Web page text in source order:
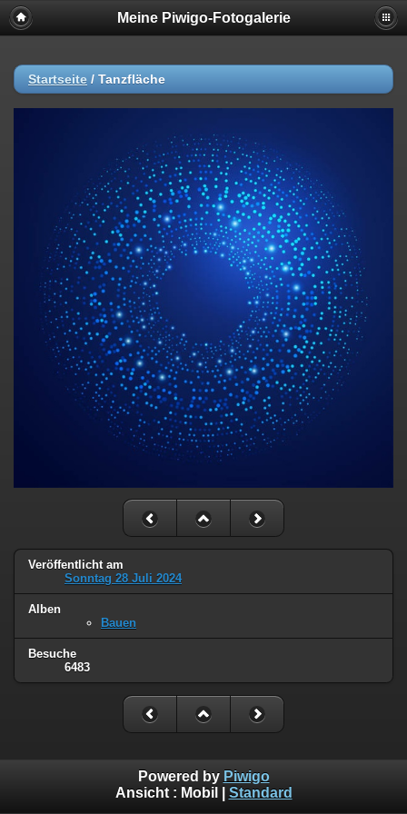
Meine Piwigo-Fotogalerie
Startseite / Tanzfläche
Veröffentlicht am
Sonntag 28 Juli 2024
Alben
Bauen
Besuche
6483
Powered by Piwigo
Ansicht : Mobil Standard